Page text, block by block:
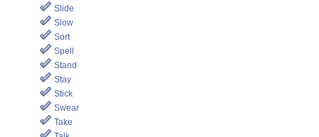
Slide
Slow
Sort
Spell
Stand
Stay
Stick
Swear
Take